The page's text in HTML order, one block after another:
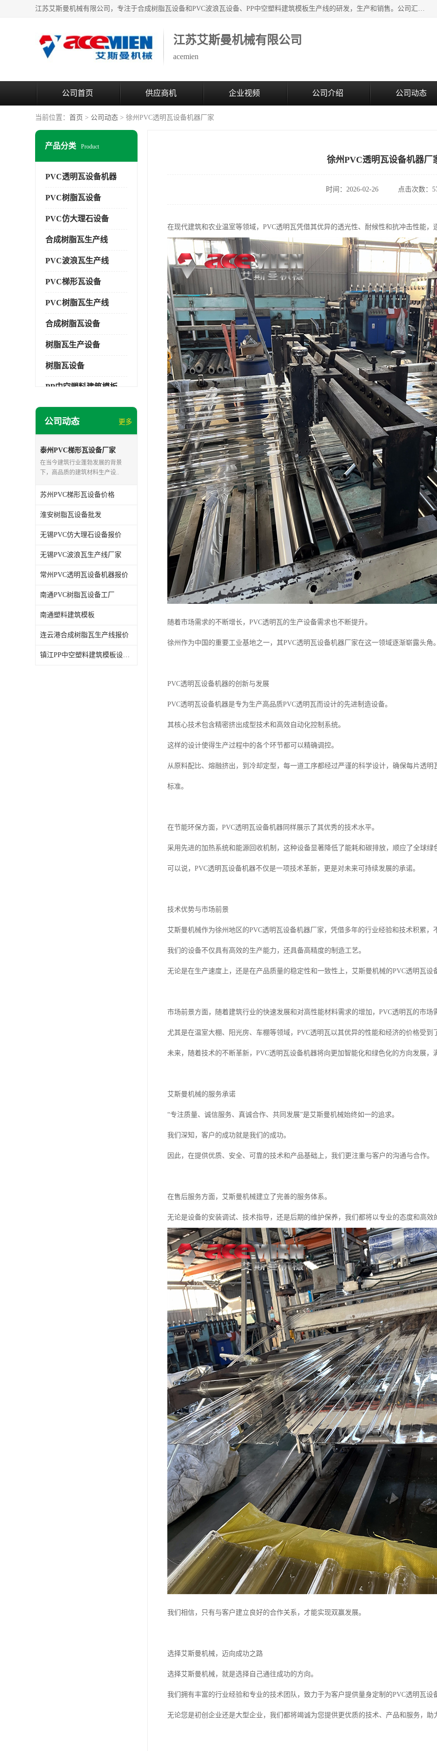
江苏艾斯曼机械有限公司，专注于合成树脂瓦设备和PVC波浪瓦设备、PP中空塑料建筑模板生产线的研发，生产和销售。公司汇集了一批专业技术领域的优秀人才，组成了以中青年科技精英为骨干的高素质科研队伍，在不断的产品研发实践中积累了丰富的产品设计经验和精深的理论知识。
江苏艾斯曼机械有限公司
acemien
公司首页 供应商机 企业视频 公司介绍 公司动态
当前位置： 首页 > 公司动态 > 徐州PVC透明瓦设备机器厂家
产品分类 Product
PVC透明瓦设备机器
PVC树脂瓦设备
PVC仿大理石设备
合成树脂瓦生产线
PVC波浪瓦生产线
PVC梯形瓦设备
PVC树脂瓦生产线
合成树脂瓦设备
树脂瓦生产设备
树脂瓦设备
塑料建筑模板
公司动态 更多
泰州PVC梯形瓦设备厂家
在当今建筑行业蓬勃发展的背景
下，高品质的建筑材料生产设..
苏州PVC梯形瓦设备价格
淮安树脂瓦设备批发
无锡PVC仿大理石设备报价
无锡PVC波浪瓦生产线厂家
常州PVC透明瓦设备机器报价
南通PVC树脂瓦设备工厂
南通塑料建筑模板
连云港合成树脂瓦生产线报价
镇江PP中空塑料建筑模板设备工厂
徐州PVC透明瓦设备机器厂
时间：2026-02-26 点击次数：
在现代建筑和农业温室等领域，PVC透明瓦凭借其优异的透光性、耐候性和抗冲击性能，
随着市场需求的不断增长，PVC透明瓦的生产设备需求也不断提升。
徐州作为中国的重要工业基地之一，其PVC透明瓦设备机器厂家在这一领域逐渐崭露头角
PVC透明瓦设备机器的创新与发展
PVC透明瓦设备机器是专为生产高品质PVC透明瓦而设计的先进制造设备。
其核心技术包含精密挤出成型技术和高效自动化控制系统。
这样的设计使得生产过程中的各个环节都可以精确调控。
从原料配比、熔融挤出，到冷却定型，每一道工序都经过严谨的科学设计，确保每片透
标准。
在节能环保方面，PVC透明瓦设备机器同样展示了其优秀的技术水平。
采用先进的加热系统和能源回收机制，这种设备显著降低了能耗和碳排放，顺应了全球绿
可以说，PVC透明瓦设备机器不仅是一项技术革新，更是对未来可持续发展的承诺。
技术优势与市场前景
艾斯曼机械作为徐州地区的PVC透明瓦设备机器厂家，凭借多年的行业经验和技术积累，
我们的设备不仅具有高效的生产能力，还具备高精度的制造工艺。
无论是在生产速度上，还是在产品质量的稳定性和一致性上，艾斯曼机械的PVC透明瓦
市场前景方面，随着建筑行业的快速发展和对高性能材料需求的增加，PVC透明瓦的市场
尤其是在温室大棚、阳光房、车棚等领域，PVC透明瓦以其优异的性能和经济的价格受到
未来，随着技术的不断革新，PVC透明瓦设备机器将向更加智能化和绿色化的方向发展
艾斯曼机械的服务承诺
“专注质量、诚信服务、真诚合作、共同发展”是艾斯曼机械始终如一的追求。
我们深知，客户的成功就是我们的成功。
因此，在提供优质、安全、可靠的技术和产品基础上，我们更注重与客户的沟通与合作。
在售后服务方面，艾斯曼机械建立了完善的服务体系。
无论是设备的安装调试、技术指导，还是后期的维护保养，我们都将以专业的态度和高效
我们相信，只有与客户建立良好的合作关系，才能实现双赢发展。
选择艾斯曼机械，迈向成功之路
选择艾斯曼机械，就是选择自己通往成功的方向。
我们拥有丰富的行业经验和专业的技术团队，致力于为客户提供量身定制的PVC透明瓦设
无论您是初创企业还是大型企业，我们都将竭诚为您提供更优质的技术、产品和服务，助